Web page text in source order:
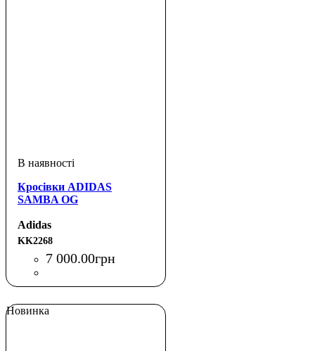
Кросівки ADIDAS
SAMBA OG
Adidas
KK2268
7 000.00грн
Новинка